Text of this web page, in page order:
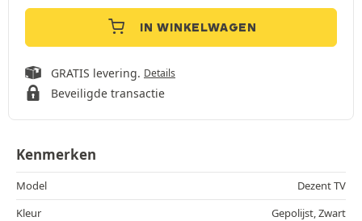
IN WINKELWAGEN
GRATIS levering. Details
Beveiligde transactie
Kenmerken
Model
Dezent TV
Kleur
Gepolijst, Zwart